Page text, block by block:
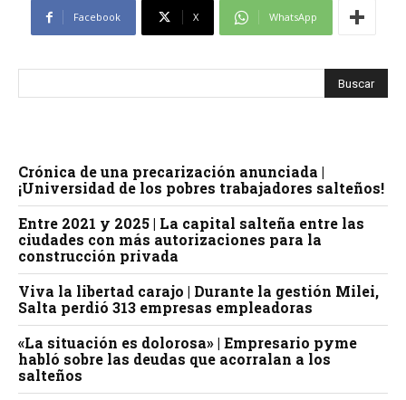
Facebook X WhatsApp
Crónica de una precarización anunciada |
¡Universidad de los pobres trabajadores salteños!
Entre 2021 y 2025 | La capital salteña entre las
ciudades con más autorizaciones para la
construcción privada
Viva la libertad carajo | Durante la gestión Milei,
Salta perdió 313 empresas empleadoras
«La situación es dolorosa» | Empresario pyme
habló sobre las deudas que acorralan a los
salteños